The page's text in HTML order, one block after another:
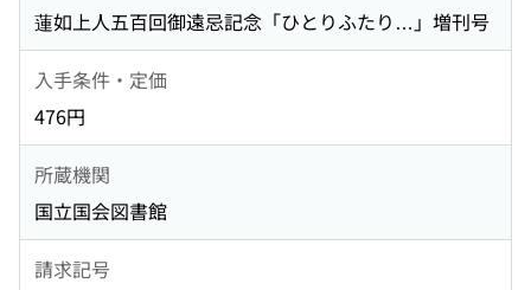
蓮如上人五百回御遠忌記念「ひとりふたり…」増刊号
入手条件・定価
476円
所蔵機関
国立国会図書館
請求記号